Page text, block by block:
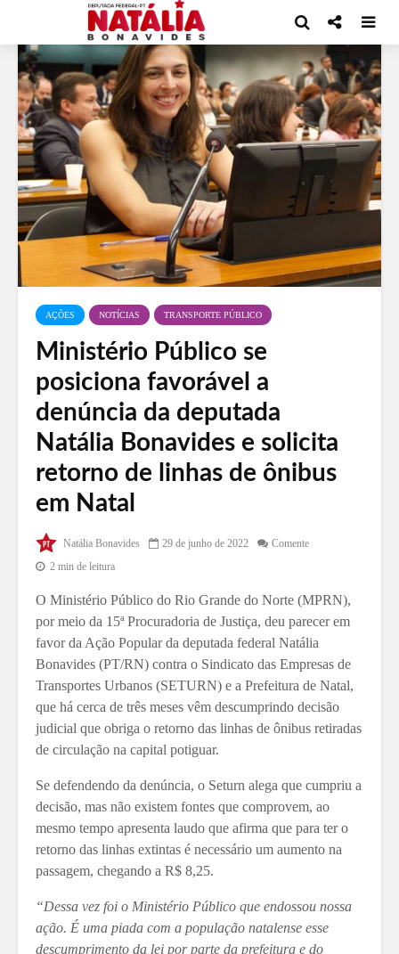
AÇÕES NOTÍCIAS TRANSPORTE PÚBLICO
Ministério Público se
posiciona favorável a
denúncia da deputada
Natália Bonavides e solicita
retorno de linhas de ônibus
em Natal
Natália Bonavides 29 de junho de 2022
Comente
2 min de leitura
O Ministério Público do Rio Grande do Norte (MPRN),
por meio da 15ª Procuradoria de Justiça, deu parecer em
favor da Ação Popular da deputada federal Natália
Bonavides (PT/RN) contra o Sindicato das Empresas de
Transportes Urbanos (SETURN) e a Prefeitura de Natal,
que há cerca de três meses vêm descumprindo decisão
judicial que obriga o retorno das linhas de ônibus retiradas
de circulação na capital potiguar.
Se defendendo da denúncia, o Seturn alega que cumpriu a
decisão, mas não existem fontes que comprovem, ao
mesmo tempo apresenta laudo que afirma que para ter o
retorno das linhas extintas é necessário um aumento na
passagem, chegando a R$ 8,25.
“Dessa vez foi o Ministério Público que endossou nossa
ação. É uma piada com a população natalense esse
descumprimento da lei por parte da prefeitura e do